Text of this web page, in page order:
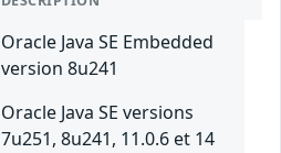
Oracle Java SE Embedded
version 8u241
Oracle Java SE versions
7u251, 8u241, 11.0.6 et 14